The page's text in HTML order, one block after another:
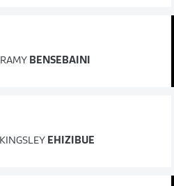
RAMY BENSEBAINI
KINGSLEY EHIZIBUE